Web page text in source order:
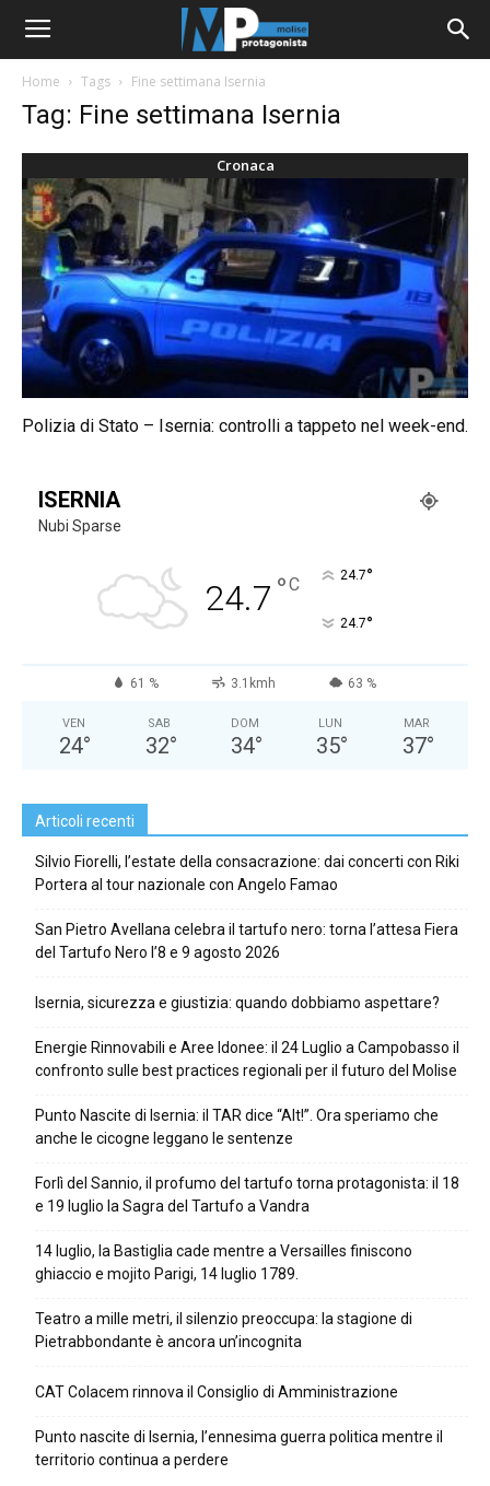
Home Tags Fine settimana Isernia
Tag: Fine settimana Isernia
Cronaca
Polizia di Stato – Isernia: controlli a tappeto nel week-end.
ISERNIA
Nubi Sparse
24.7 °C 24.7°
24.7°
61 % 3.1kmh 63 %
VEN
24°
SAB
32°
DOM
34°
LUN
35°
MAR
37°
Articoli recenti
Silvio Fiorelli, l’estate della consacrazione: dai concerti con Riki
Portera al tour nazionale con Angelo Famao
San Pietro Avellana celebra il tartufo nero: torna l’attesa Fiera
del Tartufo Nero l’8 e 9 agosto 2026
Isernia, sicurezza e giustizia: quando dobbiamo aspettare?
Energie Rinnovabili e Aree Idonee: il 24 Luglio a Campobasso il
confronto sulle best practices regionali per il futuro del Molise
Punto Nascite di Isernia: il TAR dice “Alt!”. Ora speriamo che
anche le cicogne leggano le sentenze
Forlì del Sannio, il profumo del tartufo torna protagonista: il 18
e 19 luglio la Sagra del Tartufo a Vandra
14 luglio, la Bastiglia cade mentre a Versailles finiscono
ghiaccio e mojito Parigi, 14 luglio 1789.
Teatro a mille metri, il silenzio preoccupa: la stagione di
Pietrabbondante è ancora un’incognita
CAT Colacem rinnova il Consiglio di Amministrazione
Punto nascite di Isernia, l’ennesima guerra politica mentre il
territorio continua a perdere